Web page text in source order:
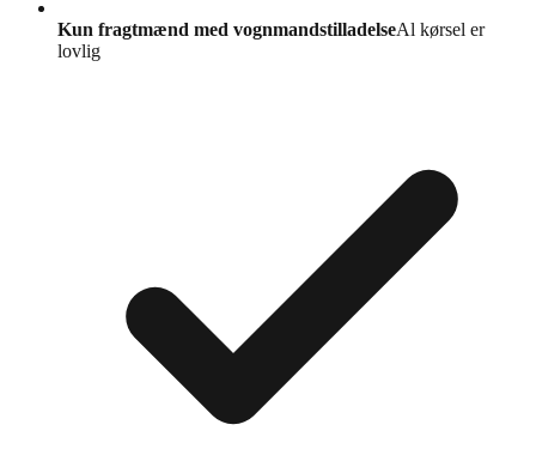
Kun fragtmænd med vognmandstilladelseAl kørsel er
lovlig